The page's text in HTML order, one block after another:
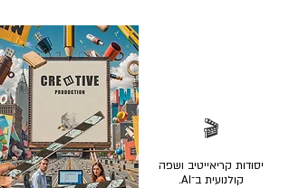
🎬
יסודות קריאייטיב ושפה
קולנועית ב־AI.